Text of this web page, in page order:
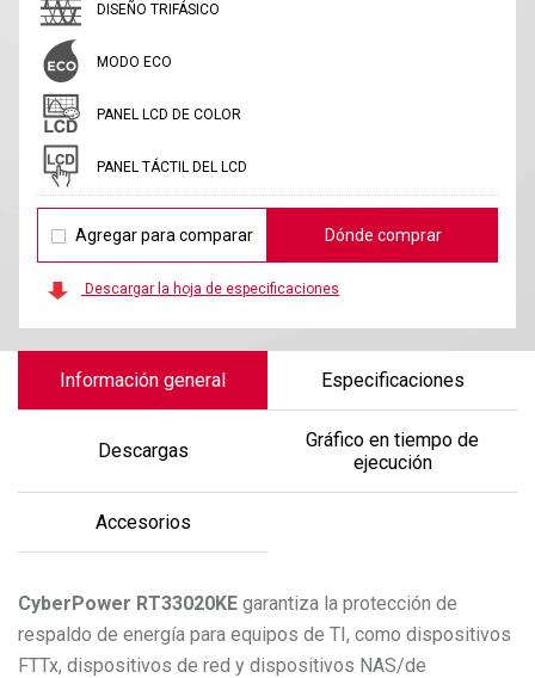
DISEÑO TRIFÁSICO
MODO ECO
PANEL LCD DE COLOR
PANEL TÁCTIL DEL LCD
Agregar para comparar Dónde comprar
Descargar la hoja de especificaciones
Información general Especificaciones
Descargas
Gráfico en tiempo de
ejecución
Accesorios
CyberPower RT33020KE garantiza la protección de
respaldo de energía para equipos de TI, como dispositivos
FTTx, dispositivos de red y dispositivos NAS/de